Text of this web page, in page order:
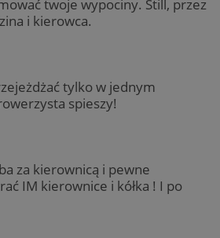
twoje wypociny. Still, przez
i kierowca.
tylko w jednym
spieszy!
za kierownicą i pewne
IM kierownice i kółka ! I po